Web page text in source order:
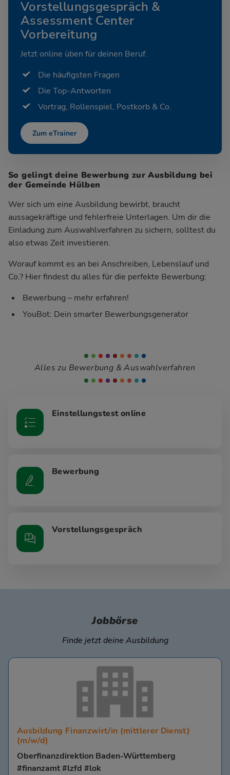
Vorstellungsgespräch &
Assessment Center
Vorbereitung
Jetzt online üben für deinen Beruf.
Die häufigsten Fragen
Die Top-Antworten
Vortrag, Rollenspiel, Postkorb & Co.
Zum eTrainer
So gelingt deine Bewerbung zur Ausbildung bei
der Gemeinde Hülben
Wer sich um eine Ausbildung bewirbt, braucht
aussagekräftige und fehlerfreie Unterlagen. Um dir die
Einladung zum Auswahlverfahren zu sichern, solltest du
also etwas Zeit investieren.
Worauf kommt es an bei Anschreiben, Lebenslauf und
Co.? Hier findest du alles für die perfekte Bewerbung:
Bewerbung – mehr erfahren!
YouBot: Dein smarter Bewerbungsgenerator
Alles zu Bewerbung & Auswahlverfahren
Einstellungstest online
Bewerbung
Vorstellungsgespräch
Jobbörse
Finde jetzt deine Ausbildung
Ausbildung Finanzwirt/in (mittlerer Dienst)
(m/w/d)
Oberfinanzdirektion Baden-Württemberg
#finanzamt #lzfd #lok